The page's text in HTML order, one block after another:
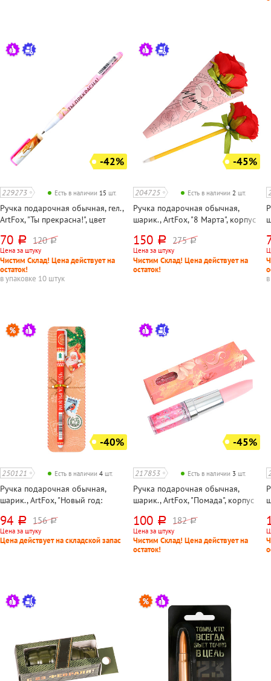
-42%
229273 Есть в наличии 15 шт.
Ручка подарочная обычная, гел.,
ArtFox, "Ты прекрасна!", цвет
толщина линии 0,5мм, длина
стержня 129мм, мягкое покрытие
(soft t
70 руб. 120 руб.
Цена за штуку
Чистим Склад! Цена действует на
остаток!
в упаковке 10 штук
-45%
204725 Есть в наличии 2 шт.
Ручка подарочная обычная,
шарик., ArtFox, "8 Марта", корпус
упаковке
150 руб. 275 руб.
Цена за штуку
Чистим Склад! Цена действует на
остаток!
-40%
250121 Есть в наличии 4 шт.
Ручка подарочная обычная,
шарик., ArtFox, "Новый год:
цветной, цвет чернил синий,
длина стержня 129мм, в упаковке
94 руб. 156 руб.
Цена за штуку
Цена действует на складской запас
-45%
217853 Есть в наличии 3 шт.
Ручка подарочная обычная,
шарик., ArtFox, "Помада", корпус
длина стержня 92мм, с шейкером,
в упаковке
100 руб. 182 руб.
Цена за штуку
Чистим Склад! Цена действует на
остаток!